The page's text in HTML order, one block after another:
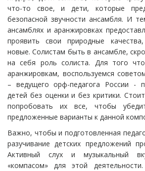
что-то свое, и дети, которые
безопасной звучности ансамбля. И
ансамблях и аранжировках
проявить свои природные
новые. Солистам быть в ансамбле,
на себя роль солиста. Для того
аранжировкам, воспользуемся
– ведущего орф-педагога России -
детей без оценки и без критики.
попробовать их все, чтобы
предложенные варианты к данной
Важно, чтобы и подготовленная
разучивание детских предложений
Активный слух и музыкальный
«компасом» для этой